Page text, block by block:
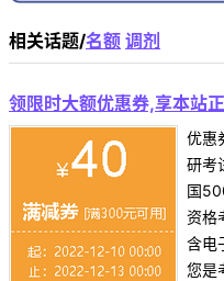
相关话题/名额 调剂
领限时大额优惠券,享本站
优惠
研考
国
资格
含电
您是